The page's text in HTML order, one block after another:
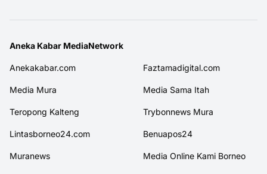
Aneka Kabar MediaNetwork
Anekakabar.com Faztamadigital.com
Media Mura Media Sama Itah
Teropong Kalteng Trybonnews Mura
Lintasborneo24.com Benuapos24
Muranews Media Online Kami Borneo